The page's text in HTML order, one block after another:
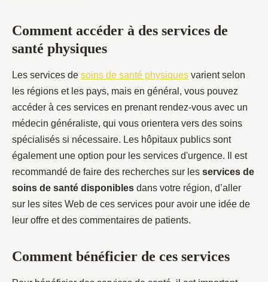
Comment accéder à des services de
santé physiques
Les services de soins de santé physiques varient selon
les régions et les pays, mais en général, vous pouvez
accéder à ces services en prenant rendez-vous avec un
médecin généraliste, qui vous orientera vers des soins
spécialisés si nécessaire. Les hôpitaux publics sont
également une option pour les services d'urgence. Il est
recommandé de faire des recherches sur les services de
soins de santé disponibles dans votre région, d’aller
sur les sites Web de ces services pour avoir une idée de
leur offre et des commentaires de patients.
Comment bénéficier de ces services